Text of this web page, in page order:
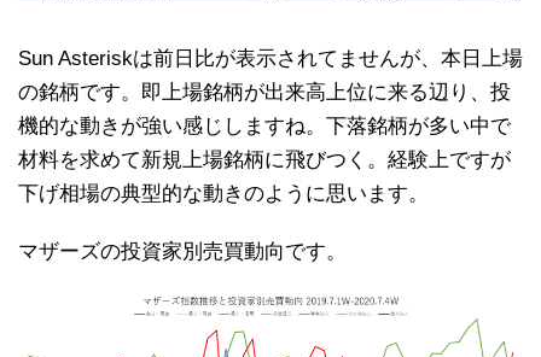
Sun Asteriskは前日比が表示されてませんが、本日上場
の銘柄です。即上場銘柄が出来高上位に来る辺り、投
機的な動きが強い感じしますね。下落銘柄が多い中で
材料を求めて新規上場銘柄に飛びつく。経験上ですが
下げ相場の典型的な動きのように思います。
マザーズの投資家別売買動向です。